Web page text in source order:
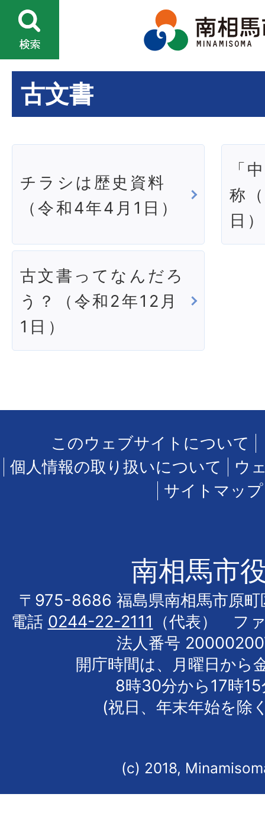
古文書
チラシは歴史資料
（令和4年4月1日）
「
称
日）
古文書ってなんだろ
う？（令和2年12月
1日）
このウェブサイトについて
個人情報の取り扱いについて
ウ
サイトマップ
南相馬市
〒975-8686 福島県南相馬市原町
電話 0244-22-2111
（代表） フ
法人番号
開庁時間は、月曜日から
8時30分から17時
(祝日、年末年始を除
(c) 2018,